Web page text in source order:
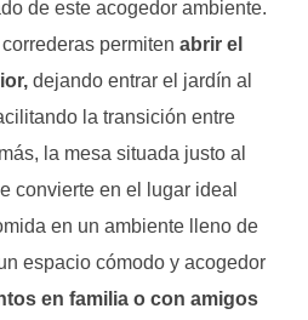
de este acogedor ambiente.
permiten abrir el
dejando entrar el jardín al
la transición entre
la mesa situada justo al
convierte en el lugar ideal
en un ambiente lleno de
espacio cómodo y acogedor
en familia o con amigos